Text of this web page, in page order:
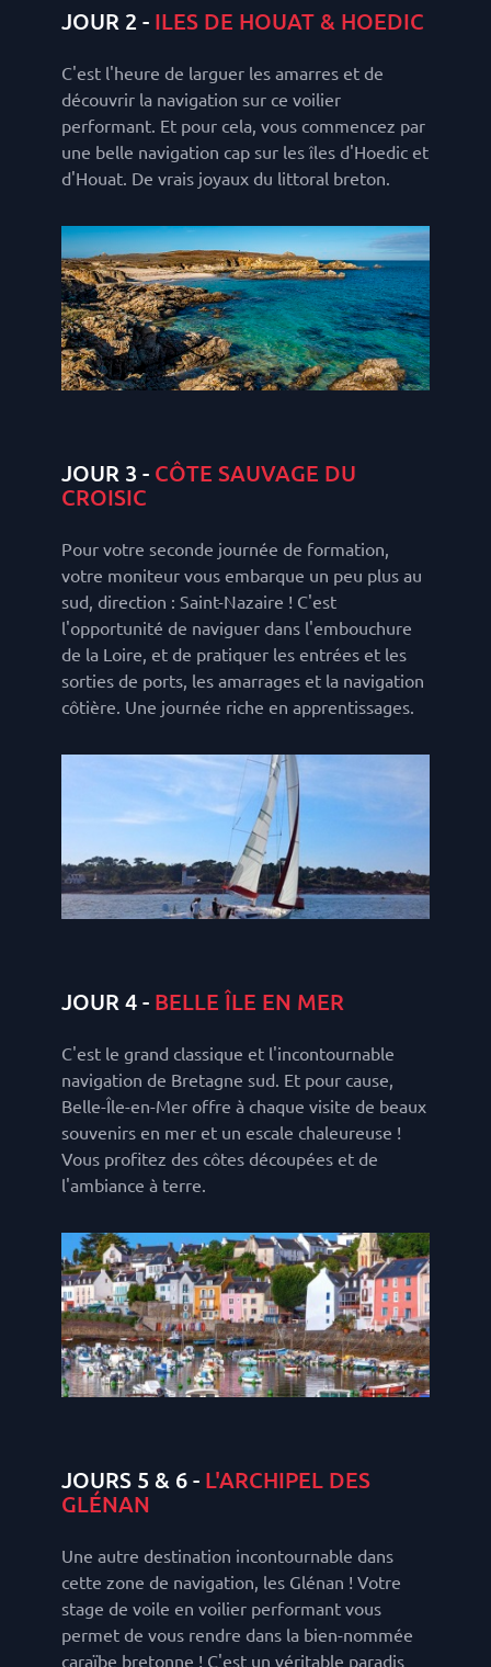
JOUR 2 - ILES DE HOUAT & HOEDIC
C'est l'heure de larguer les amarres et de
découvrir la navigation sur ce voilier
performant. Et pour cela, vous commencez par
une belle navigation cap sur les îles d'Hoedic et
d'Houat. De vrais joyaux du littoral breton.
JOUR 3 - CÔTE SAUVAGE DU
CROISIC
Pour votre seconde journée de formation,
votre moniteur vous embarque un peu plus au
sud, direction : Saint-Nazaire ! C'est
l'opportunité de naviguer dans l'embouchure
de la Loire, et de pratiquer les entrées et les
sorties de ports, les amarrages et la navigation
côtière. Une journée riche en apprentissages.
JOUR 4 - BELLE ÎLE EN MER
C'est le grand classique et l'incontournable
navigation de Bretagne sud. Et pour cause,
Belle-Île-en-Mer offre à chaque visite de beaux
souvenirs en mer et un escale chaleureuse !
Vous profitez des côtes découpées et de
l'ambiance à terre.
JOURS 5 & 6 - L'ARCHIPEL DES
GLÉNAN
Une autre destination incontournable dans
cette zone de navigation, les Glénan ! Votre
stage de voile en voilier performant vous
permet de vous rendre dans la bien-nommée
caraïbe bretonne ! C'est un véritable paradis